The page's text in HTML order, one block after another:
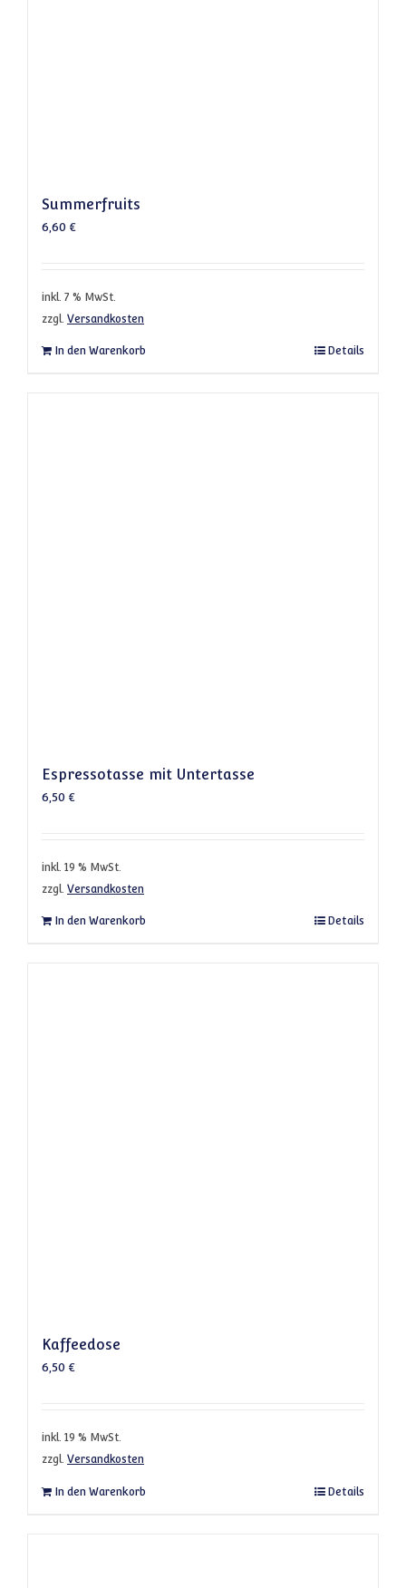
Summerfruits
6,60 €
inkl. 7 % MwSt.
zzgl. Versandkosten
In den Warenkorb Details
Espressotasse mit Untertasse
6,50 €
inkl. 19 % MwSt.
zzgl. Versandkosten
In den Warenkorb Details
Kaffeedose
6,50 €
inkl. 19 % MwSt.
zzgl. Versandkosten
In den Warenkorb Details